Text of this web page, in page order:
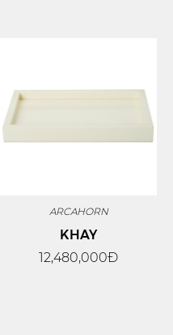
ARCAHORN
KHAY
12,480,000Đ